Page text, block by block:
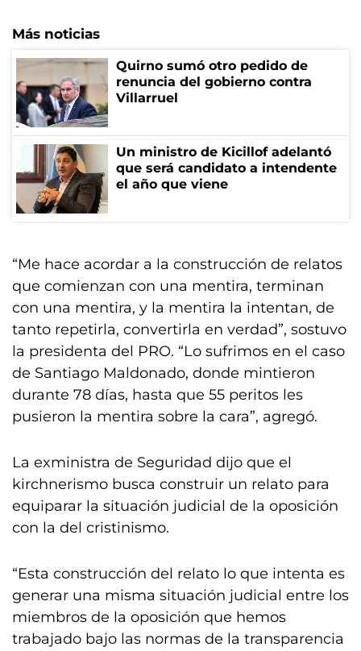
Más noticias
Quirno sumó otro pedido de
renuncia del gobierno contra
Villarruel
Un ministro de Kicillof adelantó
que será candidato a intendente
el año que viene
“Me hace acordar a la construcción de relatos
que comienzan con una mentira, terminan
con una mentira, y la mentira la intentan, de
tanto repetirla, convertirla en verdad”, sostuvo
la presidenta del PRO. “Lo sufrimos en el caso
de Santiago Maldonado, donde mintieron
durante 78 días, hasta que 55 peritos les
pusieron la mentira sobre la cara”, agregó.
La exministra de Seguridad dijo que el
kirchnerismo busca construir un relato para
equiparar la situación judicial de la oposición
con la del cristinismo.
“Esta construcción del relato lo que intenta es
generar una misma situación judicial entre los
miembros de la oposición que hemos
trabajado bajo las normas de la transparencia